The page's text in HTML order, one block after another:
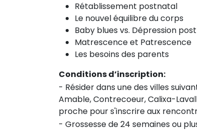
Rétablissement postnatal
Le nouvel équilibre du corps
Baby blues vs. Dépression
Matrescence et Patrescence
Les besoins des parents
Conditions d’inscription:
- Résider dans une des villes
Amable, Contrecoeur, Calixa-
proche pour s'inscrire aux
- Grossesse de 24 semaines ou